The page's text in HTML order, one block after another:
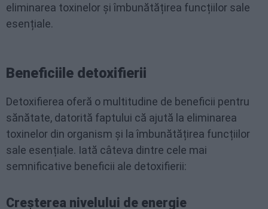
eliminarea toxinelor și îmbunătățirea funcțiilor sale
esențiale.
Beneficiile detoxifierii
Detoxifierea oferă o multitudine de beneficii pentru
sănătate, datorită faptului că ajută la eliminarea
toxinelor din organism și la îmbunătățirea funcțiilor
sale esențiale. Iată câteva dintre cele mai
semnificative beneficii ale detoxifierii:
Creșterea nivelului de energie